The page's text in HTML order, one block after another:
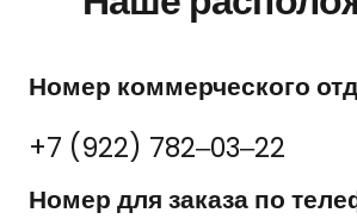
Номер коммерческого
+7 (922) 782‒03‒22
Номер для заказа по